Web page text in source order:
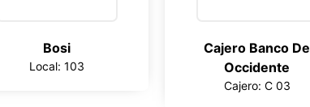
Bosi
Local: 103
Cajero Banco De
Occidente
Cajero: C 03